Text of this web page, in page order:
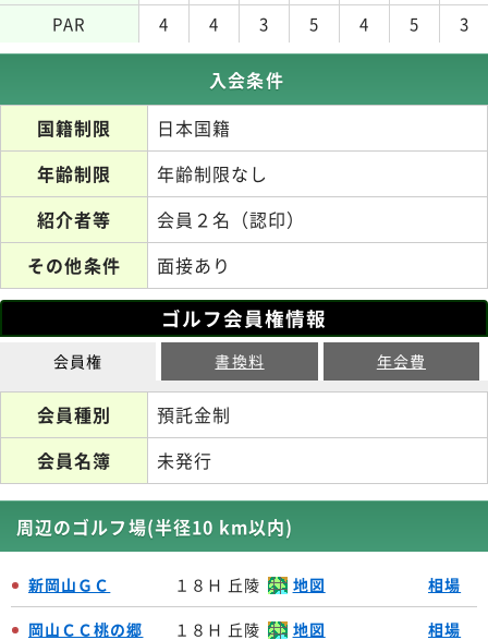
PAR
4 4 3 5 4 5 3
入会条件
国籍制限
日本国籍
年齢制限
年齢制限なし
紹介者等
会員２名（認印）
その他条件
面接あり
ゴルフ会員権情報
会員権 書換料 年会費
会員種別
預託金制
会員名簿
未発行
周辺のゴルフ場(半径10 km以内)
新岡山ＧＣ １８Ｈ 丘陵 地図 相場
岡山ＣＣ桃の郷 １８Ｈ 丘陵 地図 相場